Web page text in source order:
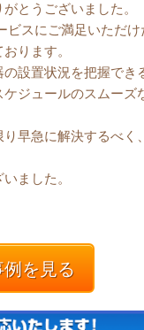
とうございました。
ビスにご満足いただけ
ります。
設置状況を把握でき
ジュールのスムーズ
早急に解決するべく
ました。
を見る